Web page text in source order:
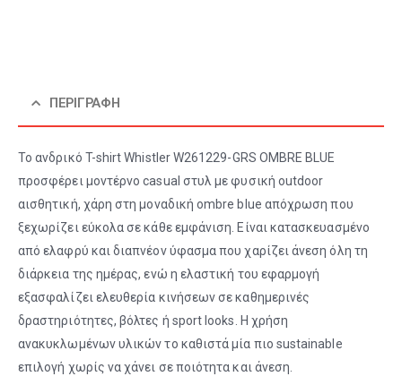
ΠΕΡΙΓΡΑΦΉ
Το ανδρικό T-shirt Whistler W261229-GRS OMBRE BLUE
προσφέρει μοντέρνο casual στυλ με φυσική outdoor
αισθητική, χάρη στη μοναδική ombre blue απόχρωση που
ξεχωρίζει εύκολα σε κάθε εμφάνιση. Είναι κατασκευασμένο
από ελαφρύ και διαπνέον ύφασμα που χαρίζει άνεση όλη τη
διάρκεια της ημέρας, ενώ η ελαστική του εφαρμογή
εξασφαλίζει ελευθερία κινήσεων σε καθημερινές
δραστηριότητες, βόλτες ή sport looks. Η χρήση
ανακυκλωμένων υλικών το καθιστά μία πιο sustainable
επιλογή χωρίς να χάνει σε ποιότητα και άνεση.